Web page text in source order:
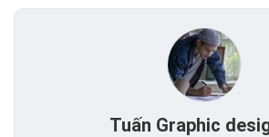
Tuấn Graphic